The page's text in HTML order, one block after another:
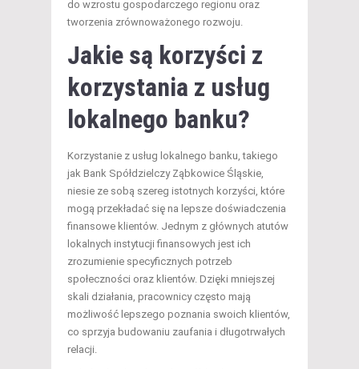
do wzrostu gospodarczego regionu oraz
tworzenia zrównoważonego rozwoju.
Jakie są korzyści z
korzystania z usług
lokalnego banku?
Korzystanie z usług lokalnego banku, takiego
jak Bank Spółdzielczy Ząbkowice Śląskie,
niesie ze sobą szereg istotnych korzyści, które
mogą przekładać się na lepsze doświadczenia
finansowe klientów. Jednym z głównych atutów
lokalnych instytucji finansowych jest ich
zrozumienie specyficznych potrzeb
społeczności oraz klientów. Dzięki mniejszej
skali działania, pracownicy często mają
możliwość lepszego poznania swoich klientów,
co sprzyja budowaniu zaufania i długotrwałych
relacji.